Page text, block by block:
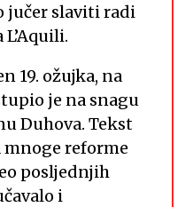
jučer slaviti radi
19. ožujka, na
je na snagu
Duhova. Tekst
reforme
posljednjih
i